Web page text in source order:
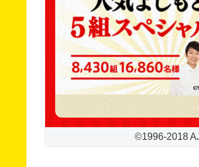
©1996-2018